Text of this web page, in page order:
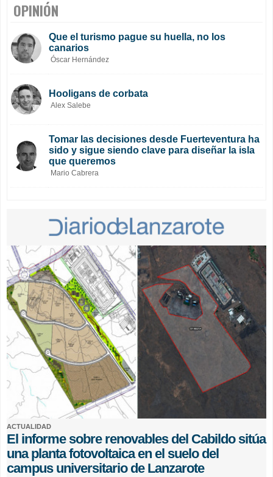
OPINIÓN
Que el turismo pague su huella, no los
canarios
Óscar Hernández
Hooligans de corbata
Alex Salebe
Tomar las decisiones desde Fuerteventura ha
sido y sigue siendo clave para diseñar la isla
que queremos
Mario Cabrera
ACTUALIDAD
El informe sobre renovables del Cabildo sitúa
una planta fotovoltaica en el suelo del
campus universitario de Lanzarote